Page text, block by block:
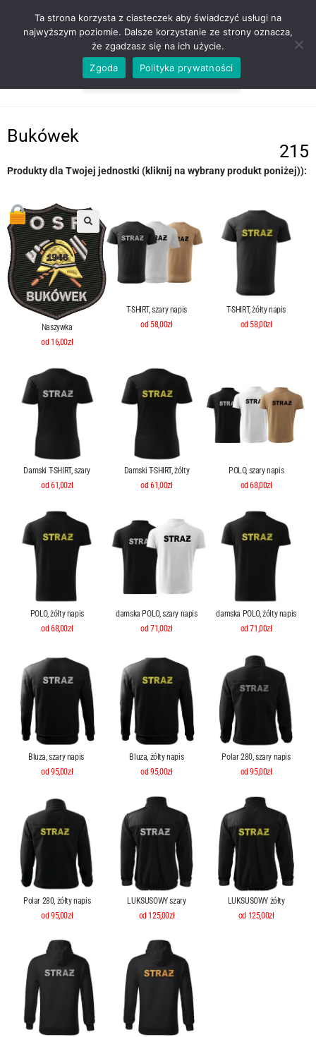
ZADZWOŃ TEL. 600 352 938
Bukówek
215
Produkty dla Twojej jednostki (kliknij na wybrany produkt poniżej)):
Naszywka
od 16,00zł
T-SHIRT, szary napis
od 58,00zł
T-SHIRT, żółty napis
od 58,00zł
Damski T-SHIRT, szary
od 61,00zł
Damski T-SHIRT, żółty
od 61,00zł
POLO, szary napis
od 68,00zł
POLO, żółty napis
od 68,00zł
damska POLO, szary napis
od 71,00zł
damska POLO, żółty napis
od 71,00zł
Bluza, szary napis
od 95,00zł
Bluza, żółty napis
od 95,00zł
Polar 280, szary napis
od 95,00zł
Polar 280, żółty napis
od 95,00zł
LUKSUSOWY szary
od 125,00zł
LUKSUSOWY żółty
od 125,00zł
Ta strona korzysta z ciasteczek aby świadczyć usługi na
najwyższym poziomie. Dalsze korzystanie ze strony oznacza,
że zgadzasz się na ich użycie.
Zgoda
Polityka prywatności